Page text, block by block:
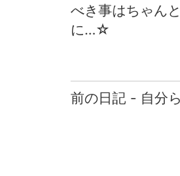
べき事はちゃん
に…☆
前の日記 - 自分